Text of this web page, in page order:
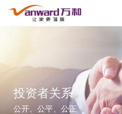
投资者关系
公开、公平、公正